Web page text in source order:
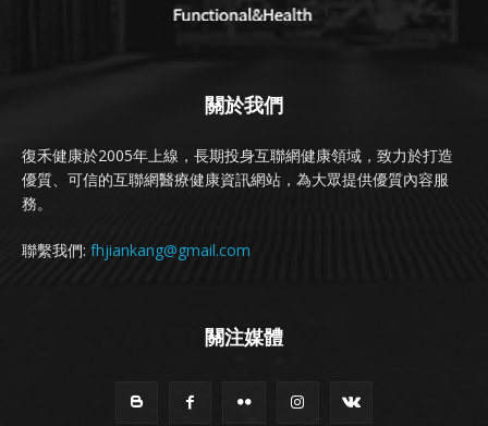
關於我們
復禾健康於2005年上線，長期投身互聯網健康領域，致力於打造
優質、可信的互聯網醫療健康資訊網站，為大眾提供優質內容服
務。
聯繫我們: fhjiankang@gmail.com
關注媒體